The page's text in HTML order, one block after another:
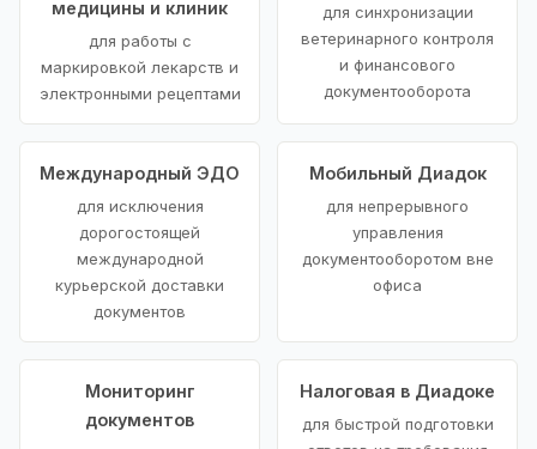
медицины и клиник
для работы с
маркировкой лекарств и
электронными рецептами
для синхронизации
ветеринарного контроля
и финансового
документооборота
Международный ЭДО
для исключения
дорогостоящей
международной
курьерской доставки
документов
Мобильный Диадок
для непрерывного
управления
документооборотом вне
офиса
Мониторинг
документов
Налоговая в Диадоке
для быстрой подготовки